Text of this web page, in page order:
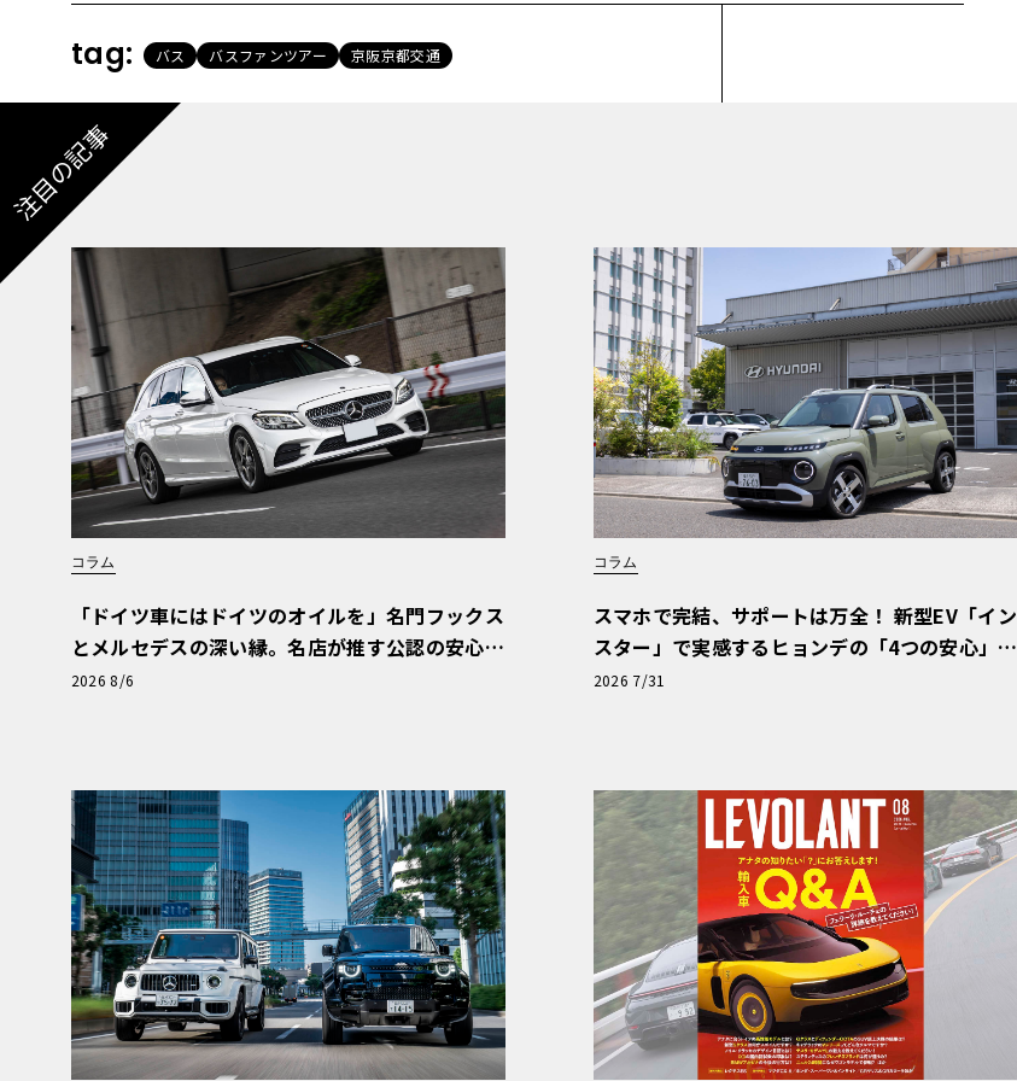
tag: バス バスファンツアー 京阪京都交通
注目の記事
コラム
「ドイツ車にはドイツのオイルを」名門フックス
とメルセデスの深い縁。名店が推す公認の安心
と、Cクラスで味わうシルキーな走り〈PR〉
2026 8/6
コラム
スマホで完結、サポートは万全！ 新型EV「イン
スター」で実感するヒョンデの「4つの安心」
【第1回・ヒョンデ6つの疑問：Why? Hyunda
2026 7/31